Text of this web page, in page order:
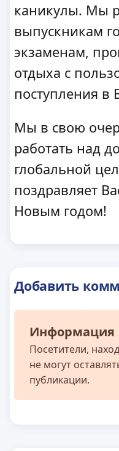
каникулы. Мы
выпускникам
экзаменам,
отдыха с
поступления в
Мы в свою
работать над
глобальной
поздравляет
Новым годом!
Добавить
Информация
Посетители,
не могут
публикации.